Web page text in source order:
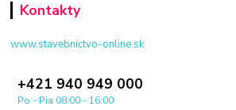
Kontakty
www.stavebnictvo-online.sk
+421 940 949 000
Po - Pia 08:00 - 16:00